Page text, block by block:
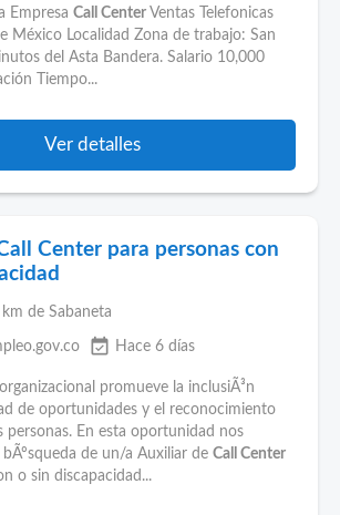
Empresa Call Center Ventas Telefonicas
México Localidad Zona de trabajo: San
del Asta Bandera. Salario 10,000
Tiempo...
Ver detalles
Center para personas con
de Sabaneta
event_available Hace 6 días
promueve la inclusiÃ³n
de oportunidades y el reconocimiento
personas. En esta oportunidad nos
de un/a Auxiliar de Call Center
o sin discapacidad...